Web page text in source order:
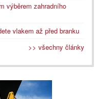
výběrem zahradního
vlakem až před branku
>> všechny články